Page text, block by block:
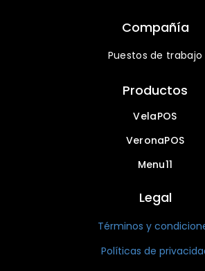
Compañía
Puestos de trabajo
Productos
VelaPOS
VeronaPOS
Menu11
Legal
Términos y
Políticas de